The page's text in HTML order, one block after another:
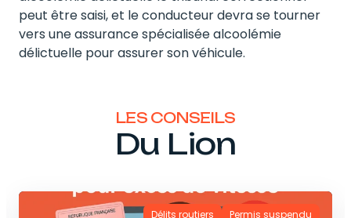
peut être saisi, et le conducteur devra se tourner
vers une assurance spécialisée alcoolémie
délictuelle pour assurer son véhicule.
LES CONSEILS
Du Lion
Délits routiers Permis suspendu